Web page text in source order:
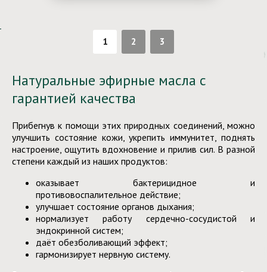
1 2 3
Натуральные эфирные масла с
гарантией качества
Прибегнув к помощи этих природных соединений, можно
улучшить состояние кожи, укрепить иммунитет, поднять
настроение, ощутить вдохновение и прилив сил. В разной
степени каждый из наших продуктов:
оказывает бактерицидное и
противовоспалительное действие;
улучшает состояние органов дыхания;
нормализует работу сердечно-сосудистой и
эндокринной систем;
даёт обезболивающий эффект;
гармонизирует нервную систему.